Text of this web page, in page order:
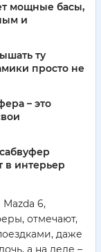
мощные басы,
и
ту
просто не
– это
в интерьер
6,
отмечают,
даже
а на деле –